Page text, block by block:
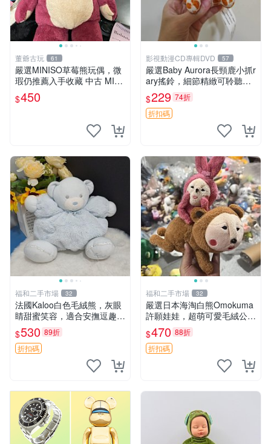
董爺古玩 61
嚴選MINISO草莓熊玩偶，微
瑕仍推薦入手收藏 中古 MINI
SO 草莓熊 玩具 收藏
$450
影視動漫CD專輯DVD 57
嚴選Baby Aurora長頸鹿小抓r
ary搖鈴，細節精緻可聆聽清
脆鈴音 軟萌可愛 定制紀念 金
屬搖鈴 新手媽咪推薦 長頸鹿
抓rary 搖鈴
$229 74折
折扣碼
福和二手市場 32
法國Kaloo白色毛絨熊，灰眼
睛甜蜜笑容，適合安撫逗趣可
愛，柔軟面料手感佳。14 白
色安撫熊 毛絨玩具 寶寶逗樂
具
$530 89折
折扣碼
福和二手市場 32
嚴選日本海淘白熊Omokuma
許願娃娃，超萌可愛毛絨公仔
推薦收藏 白熊 Omokuma 毛
絨玩具 偽裝娃娃 玩具擺飾
$470 88折
折扣碼